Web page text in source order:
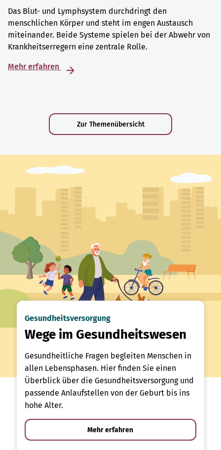
Das Blut- und Lymphsystem durchdringt den
menschlichen Körper und steht im engen Austausch
miteinander. Beide Systeme spielen bei der Abwehr von
Krankheitserregern eine zentrale Rolle.
Mehr erfahren
Zur Themenübersicht
Gesundheitsversorgung
Wege im Gesundheitswesen
Gesundheitliche Fragen begleiten Menschen in
allen Lebensphasen. Hier finden Sie einen
Überblick über die Gesundheitsversorgung und
passende Anlaufstellen von der Geburt bis ins
hohe Alter.
Mehr erfahren